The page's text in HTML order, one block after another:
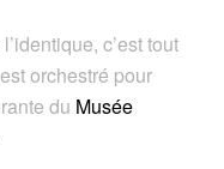
c’est tout
orchestré pour
du Musée